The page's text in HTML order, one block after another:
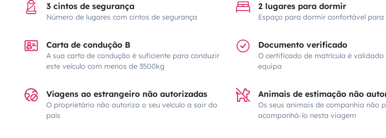
3 cintos de segurança
Número de lugares com cintos de segurança
2 lugares para dormir
Espaço para dormir confortável para
Carta de condução B
A sua carta de condução é suficiente para conduzir
este veículo com menos de 3500kg
Documento verificado
O certificado de matrícula é validado
equipa
Viagens ao estrangeiro não autorizadas
O proprietário não autoriza o seu veículo a sair do
país
Animais de estimação não
Os seus animais de companhia não
acompanhá-lo nesta viagem